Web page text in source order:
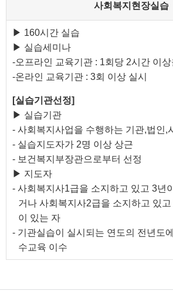
사회복지현장실습
▶ 160시간 실습
▶ 실습세미나
-오프라인 교육기관 : 1회당 2시간 이상
-온라인 교육기관 : 3회 이상 실시
[실습기관선정]
▶ 실습기관
- 사회복지사업을 수행하는 기관,법인,
- 실습지도자가 2명 이상 상근
- 보건복지부장관으로부터 선정
▶ 지도자
- 사회복지사1급을 소지하고 있고 3년
거나 사회복지사2급을 소지하고 있
이 있는 자
- 기관실습이 실시되는 연도의 전년도
수교육 이수